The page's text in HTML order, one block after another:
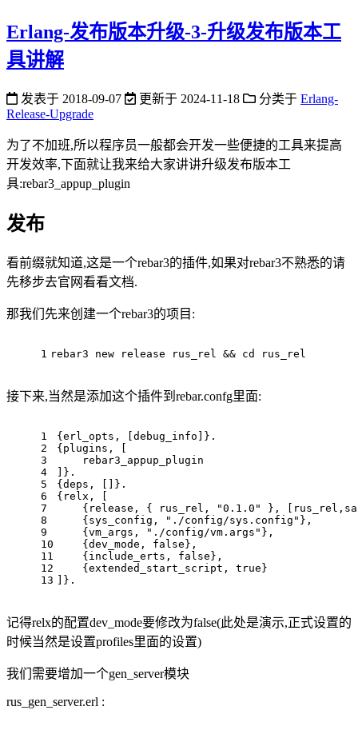
Erlang-发布版本升级-3-升级发布版本工
具讲解
发表于 2018-09-07 更新于 2024-11-18 分类于 Erlang-
Release-Upgrade
为了不加班,所以程序员一般都会开发一些便捷的工具来提高
开发效率,下面就让我来给大家讲讲升级发布版本工
具:rebar3_appup_plugin
发布
看前缀就知道,这是一个rebar3的插件,如果对rebar3不熟悉的请
先移步去官网看看文档.
那我们先来创建一个rebar3的项目:
1 rebar3 new release rus_rel && cd rus_rel
接下来,当然是添加这个插件到rebar.confg里面:
1
2
3
4
5
6
7
8
9
10
11
12
13
{erl_opts, [debug_info]}.
{plugins, [
    rebar3_appup_plugin
]}.
{deps, []}.
{relx, [
{release, { rus_rel, "0.1.0" },
    {sys_config, "./config/sys.config"},
    {vm_args, "./config/vm.args"},
    {dev_mode, false},
    {include_erts, false},
    {extended_start_script, true}
]}.
记得relx的配置dev_mode要修改为false(此处是演示,正式设置的
时候当然是设置profiles里面的设置)
我们需要增加一个gen_server模块
rus_gen_server.erl :